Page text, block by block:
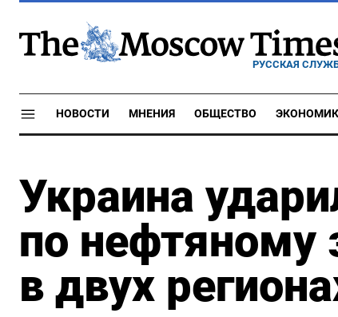
РУССКАЯ
НОВОСТИ МНЕНИЯ ОБЩЕСТВО
Украина
по нефтяному
в двух